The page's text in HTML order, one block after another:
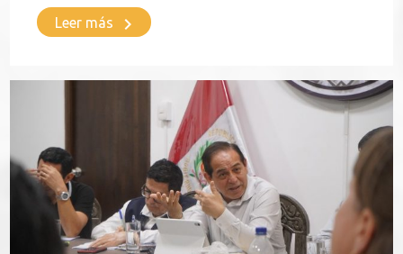
Leer más keyboard_arrow_right